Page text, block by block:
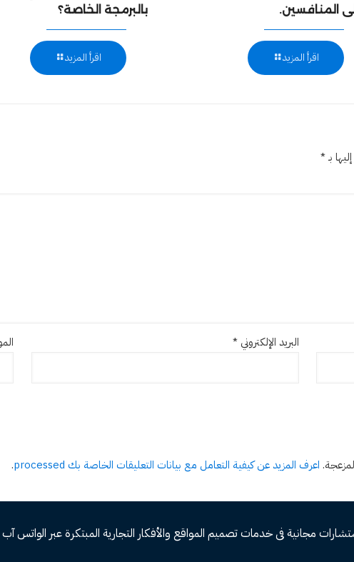
المنافسين.
اقرأ المزيد
بالبرمجة الخاصة؟
اقرأ المزيد
بـ*
البريد الإلكتروني*
اعرف المزيد عن كيفية التعامل مع بيانات التعليقات الخاصة بك processed .
مجانية فى خدمات تصميم المواقع والأفكار التجارية المبتكرة عبر الواتس آب 00966582577809